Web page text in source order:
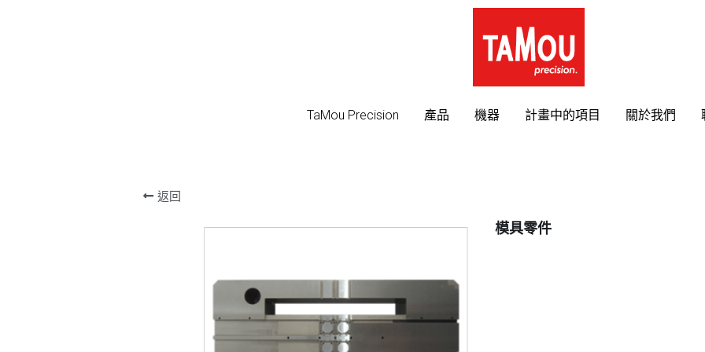
TaMou Precision 產品 機器 計畫中的項目 關於我們
TaMou Precision 產品 機器 計畫中的項目 關於我們
返回
模具零件